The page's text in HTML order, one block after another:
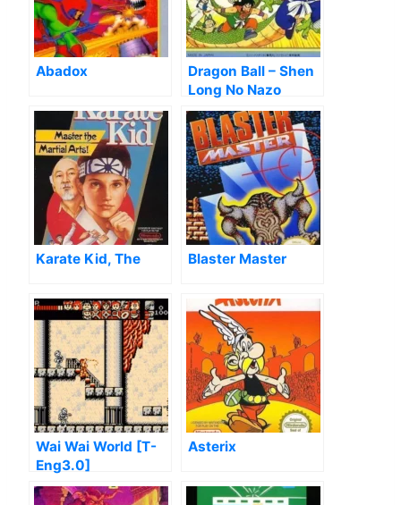
Abadox
Dragon Ball – Shen
Long No Nazo
[hM34]
Karate Kid, The Blaster Master
Wai Wai World [T-
Eng3.0]
Asterix